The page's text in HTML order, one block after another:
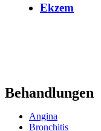
Ekzem
Behandlungen
Angina
Bronchitis